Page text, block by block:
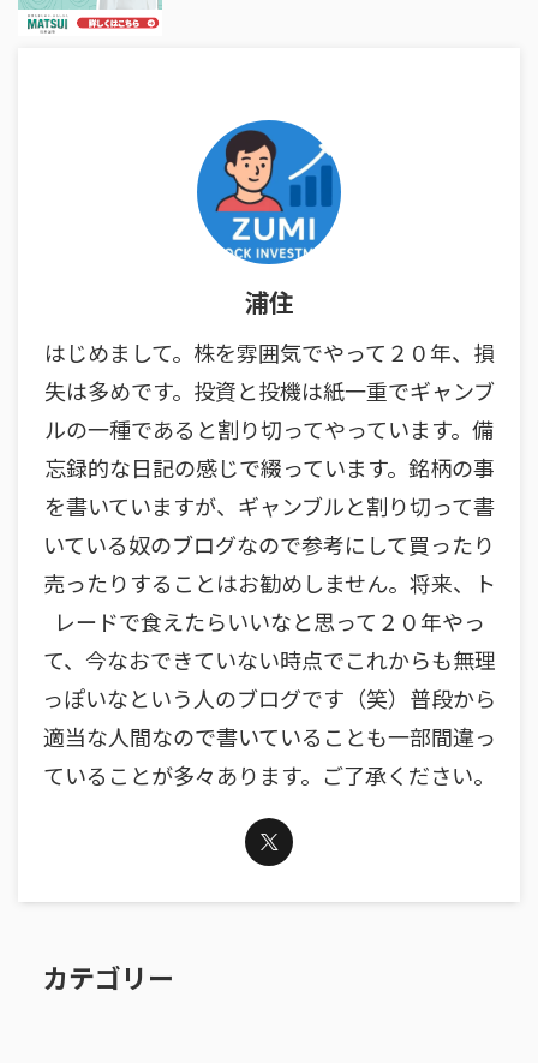
浦住
はじめまして。株を雰囲気でやって２０年、損
失は多めです。投資と投機は紙一重でギャンブ
ルの一種であると割り切ってやっています。備
忘録的な日記の感じで綴っています。銘柄の事
を書いていますが、ギャンブルと割り切って書
いている奴のブログなので参考にして買ったり
売ったりすることはお勧めしません。将来、ト
レードで食えたらいいなと思って２０年やっ
て、今なおできていない時点でこれからも無理
っぽいなという人のブログです（笑）普段から
適当な人間なので書いていることも一部間違っ
ていることが多々あります。ご了承ください。
カテゴリー